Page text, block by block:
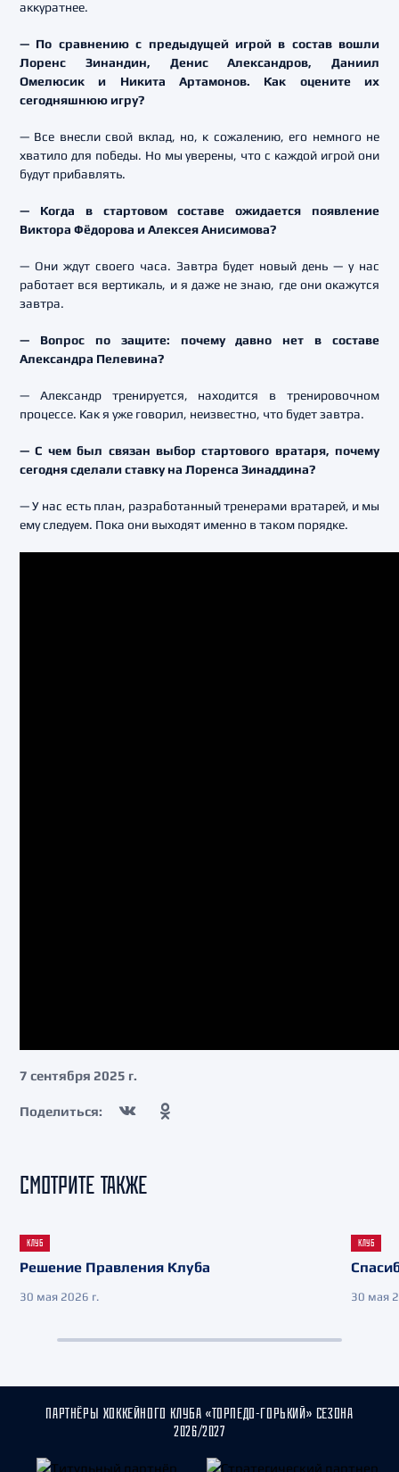
аккуратнее.
— По сравнению с предыдущей игрой в состав вошли
Лоренс Зинандин, Денис Александров, Даниил
Омелюсик и Никита Артамонов. Как оцените их
сегодняшнюю игру?
— Все внесли свой вклад, но, к сожалению, его немного не
хватило для победы. Но мы уверены, что с каждой игрой они
будут прибавлять.
— Когда в стартовом составе ожидается появление
Виктора Фёдорова и Алексея Анисимова?
— Они ждут своего часа. Завтра будет новый день — у нас
работает вся вертикаль, и я даже не знаю, где они окажутся
завтра.
— Вопрос по защите: почему давно нет в составе
Александра Пелевина?
— Александр тренируется, находится в тренировочном
процессе. Как я уже говорил, неизвестно, что будет завтра.
— С чем был связан выбор стартового вратаря, почему
сегодня сделали ставку на Лоренса Зинаддина?
— У нас есть план, разработанный тренерами вратарей, и мы
ему следуем. Пока они выходят именно в таком порядке.
7 сентября 2025 г.
Поделиться:
СМОТРИТЕ ТАКЖЕ
КЛУБ
Решение Правления Клуба
30 мая 2026 г.
КЛУБ
30 мая
ПАРТНЁРЫ ХОККЕЙНОГО КЛУБА «ТОРПЕДО-ГОРЬКИЙ» СЕЗОНА
2026/2027